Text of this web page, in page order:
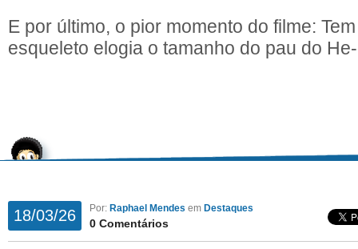
E por último, o pior momento do filme:
esqueleto elogia o tamanho do pau do
18/03/26 Por: Raphael Mendes em Destaques
0 Comentários